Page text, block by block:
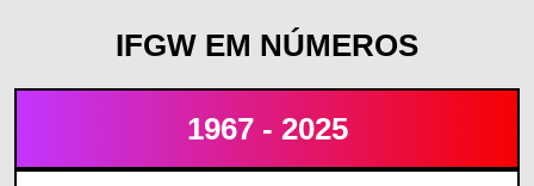
IFGW EM NÚMEROS
1967 - 2025